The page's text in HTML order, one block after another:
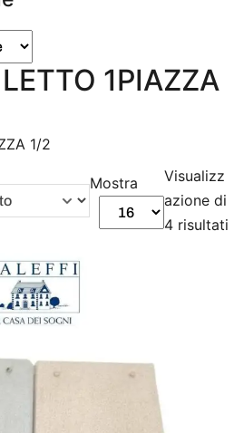
1PIAZZA
1/2
Mostra
Visualizz
azione di
4 risultati